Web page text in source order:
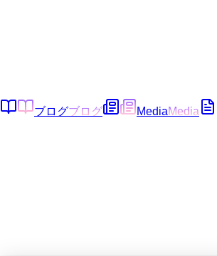
ブログブログ MediaMedia